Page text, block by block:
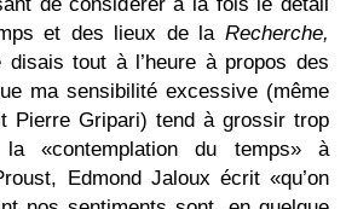
et des lieux de la Recherche,
tout à l’heure à propos des
ma sensibilité excessive (même
Pierre Gripari) tend à grossir trop
la «contemplation du temps» à
Edmond Jaloux écrit «qu’on